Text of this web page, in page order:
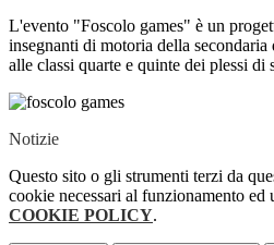
L'evento "Foscolo games" è un
insegnanti di motoria della
alle classi quarte e quinte dei plessi
Notizie
Questo sito o gli strumenti terzi da
cookie necessari al funzionamento
COOKIE POLICY.